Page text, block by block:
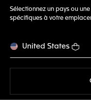
Sélectionnez un pays ou
spécifiques à votre
United States